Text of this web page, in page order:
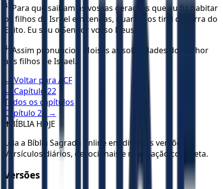
43 Para que saibam as vossas gerações que eu fiz habitar
os filhos de Israel em tendas, quando os tirei da terra do
Egito. Eu sou o Senhor vosso Deus.
44 Assim pronunciou Moisés as solenidades do Senhor
aos filhos de Israel.
← Voltar para ACF
← Capítulo 22
Todos os capítulos
Capítulo 24
→
✝️ BÍBLIA HOJE
Leia a Bíblia Sagrada online em diversas versões.
Versículos diários, devocionais e navegação completa.
Versões